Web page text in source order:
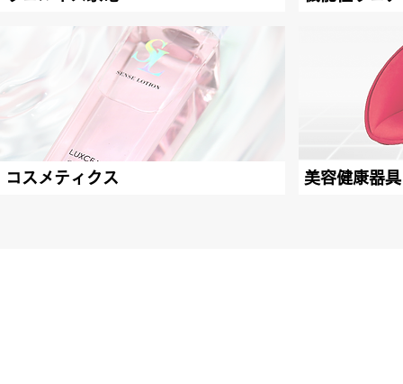
コスメティクス 美容健康器具